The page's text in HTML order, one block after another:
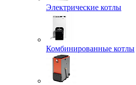
Электрические котлы
Комбинированные котлы